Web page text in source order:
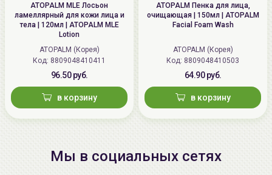
ATOPALM MLE Лосьон
ламеллярный для кожи лица и
тела | 120мл | ATOPALM MLE
Lotion
ATOPALM (Корея)
Код: 8809048410411
96.50 руб.
в корзину
ATOPALM Пенка для лица,
очищающая | 150мл | ATOPALM
Facial Foam Wash
ATOPALM (Корея)
Код: 8809048410503
64.90 руб.
в корзину
Мы в социальных сетях